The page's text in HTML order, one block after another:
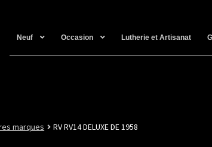
Neuf Occasion Lutherie et Artisanat
marques RV RV14 DELUXE DE 1958